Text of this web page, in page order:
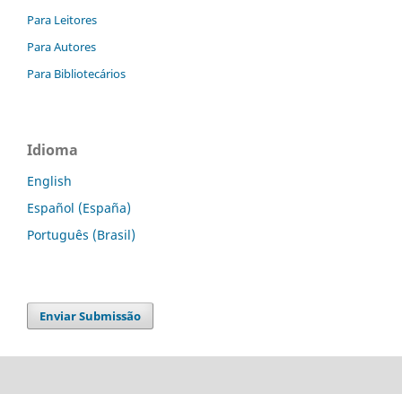
Para Leitores
Para Autores
Para Bibliotecários
Idioma
English
Español (España)
Português (Brasil)
Enviar Submissão